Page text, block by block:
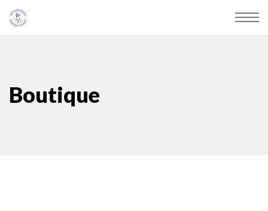
Boutique